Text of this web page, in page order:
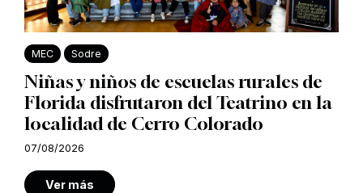
MEC Sodre
Niñas y niños de escuelas rurales de
Florida disfrutaron del Teatrino en la
localidad de Cerro Colorado
07/08/2026
Ver más